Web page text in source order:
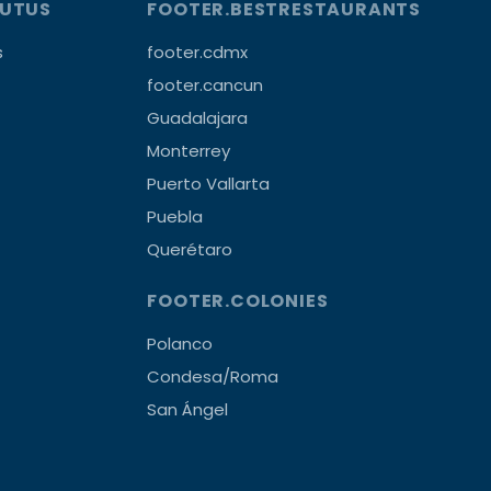
FOOTER.BESTRESTAURANTS
footer.cdmx
footer.cancun
Guadalajara
Monterrey
Puerto Vallarta
Puebla
Querétaro
FOOTER.COLONIES
Polanco
Condesa/Roma
San Ángel